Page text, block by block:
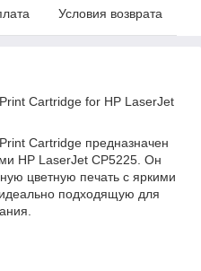
Условия возврата
Cartridge for HP LaserJet
Cartridge предназначен
HP LaserJet CP5225. Он
цветную печать с яркими
подходящую для